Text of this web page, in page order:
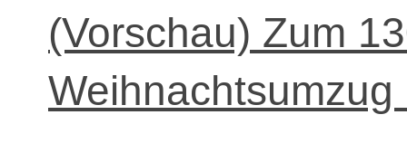
(Vorschau) Zum
Weihnachtsumzug